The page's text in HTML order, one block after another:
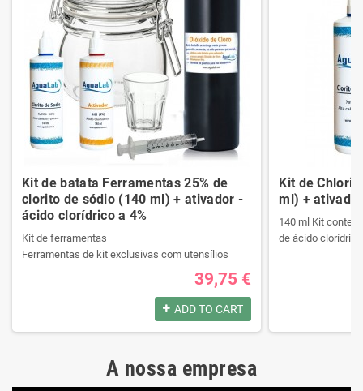
Kit de batata Ferramentas 25% de
clorito de sódio (140 ml) + ativador -
ácido clorídrico a 4%
Kit de ferramentas
Ferramentas de kit exclusivas com utensílios
Ele contém um manual passo a passo.
Veja o conteúdo do kit na descrição.
Ferramentas de kit exclusivas com utensílios
39,75 €
ADD TO CART
Kit de
ml) +
140 ml Kit
de ácido clorídrico
A nossa empresa